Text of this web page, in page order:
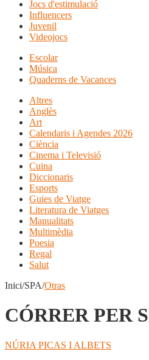
Jocs d'estimulació
Influencers
Juvenil
Videojocs
Escolar
Música
Quaderns de Vacances
Altres
Anglès
Art
Calendaris i Agendes 2026
Ciència
Cinema i Televisió
Cuina
Diccionaris
Esports
Guies de Viatge
Literatura de Viatges
Manualitats
Multimèdia
Poesia
Regal
Salut
Inici/SPA/Otras
CÓRRER PER
NÚRIA PICAS I ALBETS